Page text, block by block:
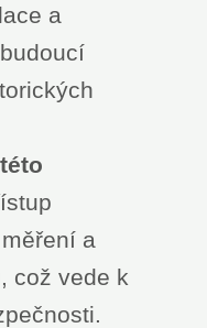
a
a
což vede k